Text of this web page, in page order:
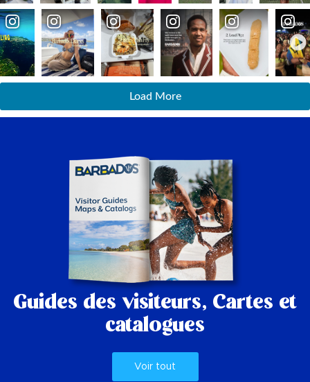
Load More
Guides des visiteurs, Cartes et
catalogues
Voir tout